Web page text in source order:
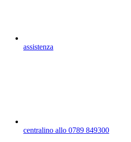
assistenza
centralino allo 0789 849300